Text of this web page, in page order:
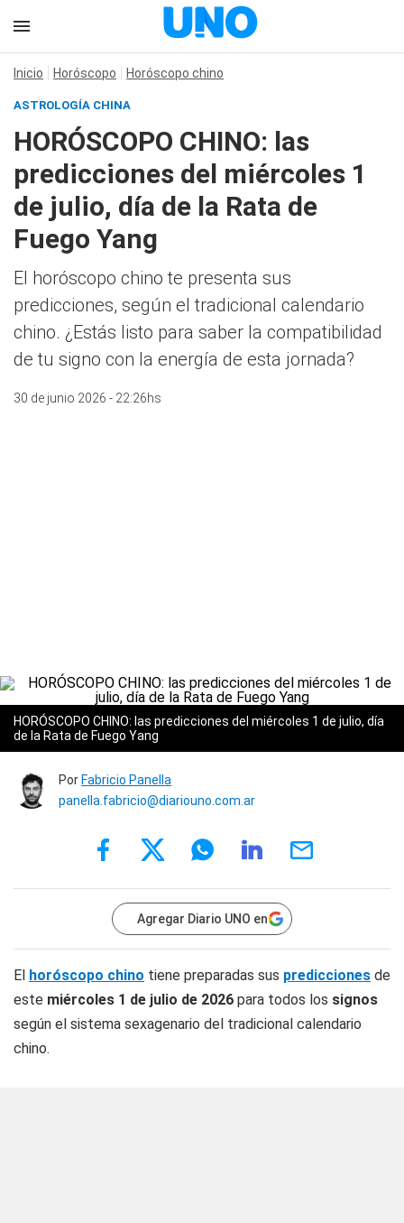
Inicio Horóscopo Horóscopo chino
ASTROLOGÍA CHINA
HORÓSCOPO CHINO: las
predicciones del miércoles 1
de julio, día de la Rata de
Fuego Yang
El horóscopo chino te presenta sus
predicciones, según el tradicional calendario
chino. ¿Estás listo para saber la compatibilidad
de tu signo con la energía de esta jornada?
30 de junio 2026 - 22:26hs
HORÓSCOPO CHINO: las predicciones del miércoles 1 de julio, día
de la Rata de Fuego Yang
Por Fabricio Panella
panella.fabricio@diariouno.com.ar
Agregar Diario UNO en
El horóscopo chino tiene preparadas sus predicciones de
este miércoles 1 de julio de 2026 para todos los signos
según el sistema sexagenario del tradicional calendario
chino.